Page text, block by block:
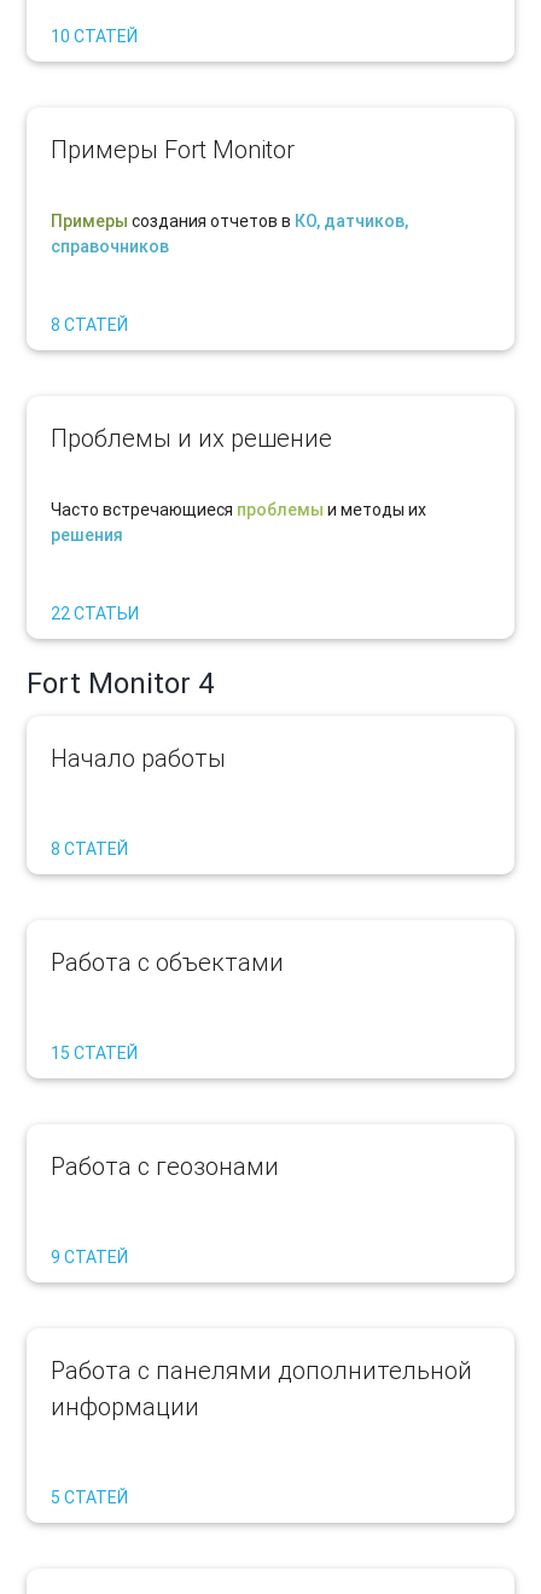
10 СТАТЕЙ
Примеры Fort Monitor
Примеры создания отчетов в КО, датчиков,
справочников
8 СТАТЕЙ
Проблемы и их решение
Часто встречающиеся проблемыи методы их
решения
22 СТАТЬИ
Fort Monitor 4
Начало работы
8 СТАТЕЙ
Работа с объектами
15 СТАТЕЙ
Работа с геозонами
9 СТАТЕЙ
Работа с панелями дополнительной
информации
5 СТАТЕЙ